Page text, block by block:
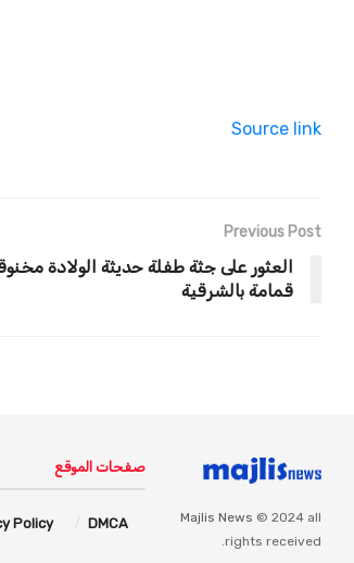
Source link
Previous Post
العثور على جثة طفلة حديثة الولادة
قمامة بالشرقية
Majlis News © 2024 all
rights received.
صفحات الموقع
DMCA
Policy